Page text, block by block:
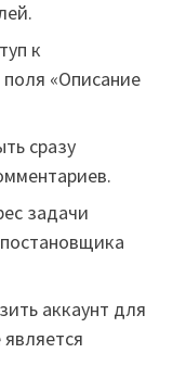
к
«Описание
сразу
задачи
аккаунт для